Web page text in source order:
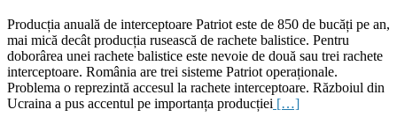
din
joc,
iar
băncile
rusești
Producția anuală de interceptoare Patriot este de 850 de bucăți pe an,
mai mică decât producția rusească de rachete balistice. Pentru
doborârea unei rachete balistice este nevoie de două sau trei rachete
interceptoare. România are trei sisteme Patriot operaționale.
Problema o reprezintă accesul la rachete interceptoare. Războiul din
Ucraina a pus accentul pe importanța producției […]